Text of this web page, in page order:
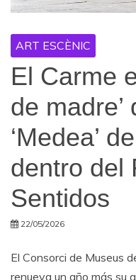
ART ESCÈNIC
El Carme
de
‘Medea’
dentro del
Sentidos
22/05/2026
El Consorci de Museus
renueva un año más su